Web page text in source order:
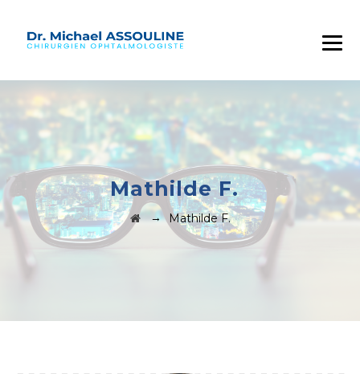
Mathilde F.
→ Mathilde F.